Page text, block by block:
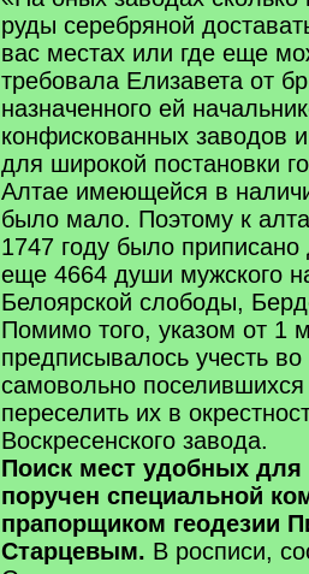
руды серебряной
вас местах или где еще
требовала Елизавета от
назна­ченного ей
конфискованных заводов
для широкой постанов­ки
Алтае имеющейся в
было мало. Поэтому к
1747 году было приписано
еще 4664 души мужского
Белоярской слободы,
Помимо того, указом от 1
предпи­сывалось учесть
самовольно
переселить их в
Воскресенского завода.
Поиск мест удобных
поручен специальной
прапор­щиком геодезии
Старцевым. В росписи,